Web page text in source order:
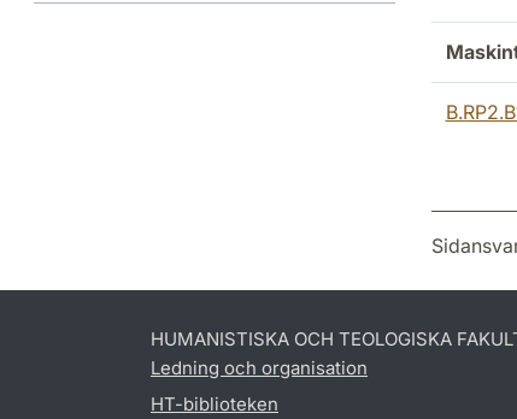
HUMANISTISKA OCH TEOLOGISKA
Ledning och organisation
HT-biblioteken